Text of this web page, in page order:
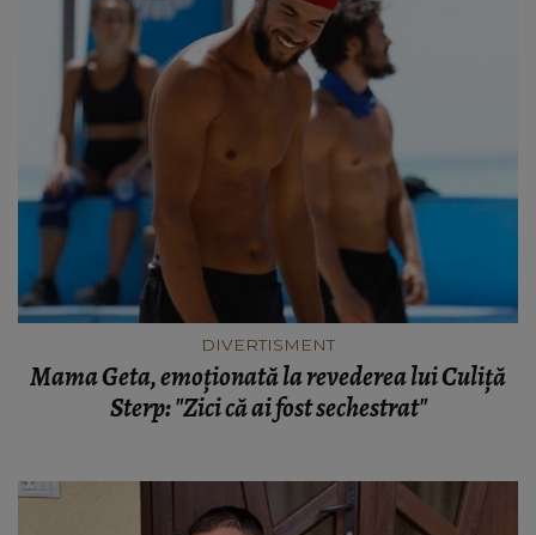
DIVERTISMENT
Mama Geta, emoționată la revederea lui Culiță
Sterp: "Zici că ai fost sechestrat"